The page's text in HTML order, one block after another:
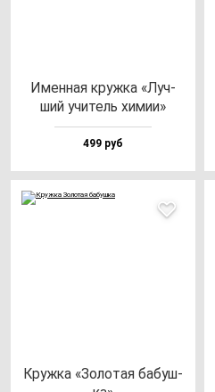
Имен­ная круж­ка «Луч­
ший учи­тель хи­мии»
499 руб
Круж­ка «Золо­тая ба­буш­